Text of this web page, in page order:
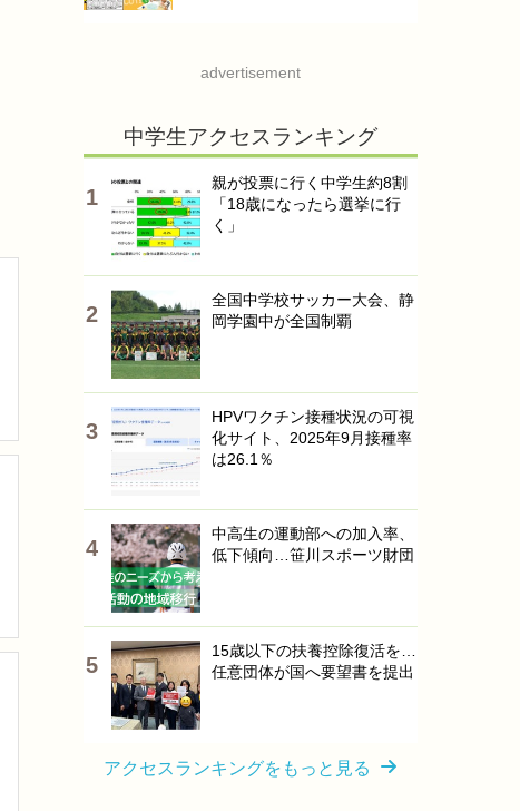
advertisement
中学生アクセスランキング
親が投票に行く中学生約8割
「18歳になったら選挙に行
く」
全国中学校サッカー大会、静
岡学園中が全国制覇
HPVワクチン接種状況の可視
化サイト、2025年9月接種率
は26.1％
中高生の運動部への加入率、
低下傾向…笹川スポーツ財団
15歳以下の扶養控除復活を…
任意団体が国へ要望書を提出
アクセスランキングをもっと見る